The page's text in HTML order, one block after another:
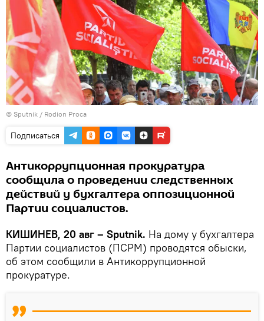
© Sputnik / Rodion Proca
Подписаться
Антикоррупционная прокуратура
сообщила о проведении следственных
действий у бухгалтера оппозиционной
Партии социалистов.
КИШИНЕВ, 20 авг – Sputnik. На дому у бухгалтера
Партии социалистов (ПСРМ) проводятся обыски,
об этом сообщили в Антикоррупционной
прокуратуре.